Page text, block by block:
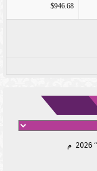
$946.68
2026 م